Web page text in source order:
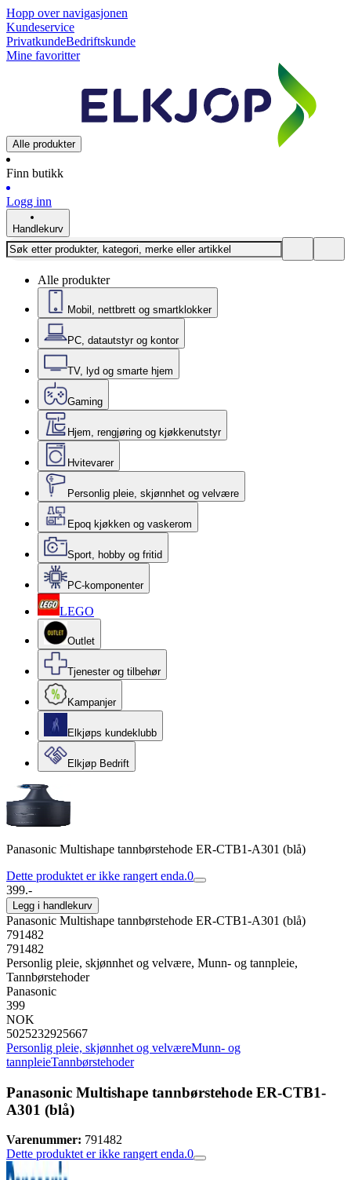
Hopp over navigasjonen
Kundeservice
PrivatkundeBedriftskunde
Mine favoritter
Alle produkter
Finn butikk
Logg inn
Handlekurv
Alle produkter
Mobil, nettbrett og smartklokker
PC, datautstyr og kontor
TV, lyd og smarte hjem
Gaming
Hjem, rengjøring og kjøkkenutstyr
Hvitevarer
Personlig pleie, skjønnhet og velvære
Epoq kjøkken og vaskerom
Sport, hobby og fritid
PC-komponenter
LEGO
Outlet
Tjenester og tilbehør
Kampanjer
Elkjøps kundeklubb
Elkjøp Bedrift
Panasonic Multishape tannbørstehode ER-CTB1-A301 (blå)
Dette produktet er ikke rangert enda.0
399.-
Legg i handlekurv
Panasonic Multishape tannbørstehode ER-CTB1-A301 (blå)
791482
791482
Personlig pleie, skjønnhet og velvære, Munn- og tannpleie,
Tannbørstehoder
Panasonic
399
NOK
5025232925667
Personlig pleie, skjønnhet og velværeMunn- og
tannpleieTannbørstehoder
Panasonic Multishape tannbørstehode ER-CTB1-
A301 (blå)
Varenummer: 791482
Dette produktet er ikke rangert enda.0